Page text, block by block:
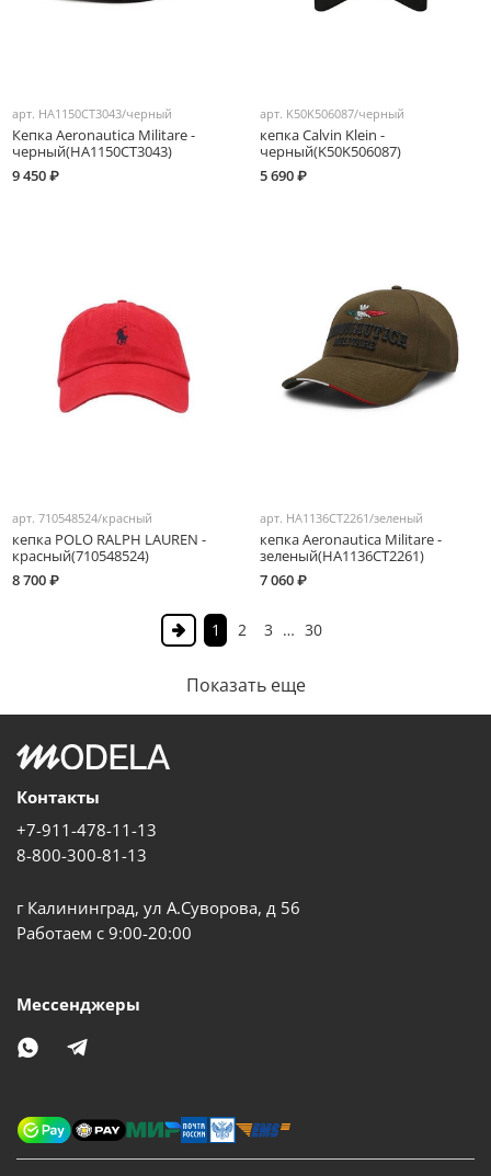
арт. HA1150CT3043/черный
Кепка Aeronautica Militare -
черный(HA1150CT3043)
9 450 ₽
арт. K50K506087/черный
кепка Calvin Klein -
черный(K50K506087)
5 690 ₽
арт.710548524/красный
кепка POLO RALPH LAUREN -
красный(710548524)
8 700 ₽
арт. HA1136CT2261/зеленый
кепка Aeronautica Militare -
зеленый(HA1136CT2261)
7 060 ₽
1 2 3 … 30
Показать еще
Контакты
+7-911-478-11-13
8-800-300-81-13
г Калининград, ул А.Суворова, д 56
Работаем с 9:00-20:00
Мессенджеры